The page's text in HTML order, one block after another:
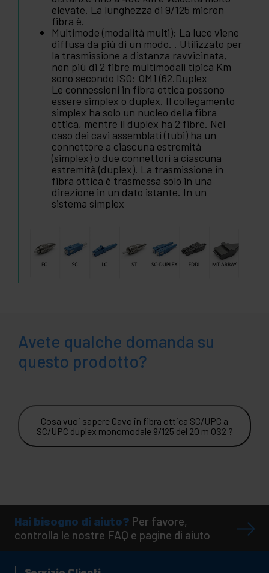
elevate. La lunghezza di 9/125 micron
fibra è.
Multimode (modalità multi): La luce viene
diffusa da più di un modo. . Utilizzato per
la trasmissione a distanza ravvicinata,
non più di 2 fibre multimodali tipica Km
sono secondo ISO: OM1 (62.Duplex
Le connessioni in fibra ottica possono
essere simplex o duplex. Il collegamento
simplex ha solo un nucleo della fibra
ottica, mentre il duplex ha 2 fibre. Nel
caso dei cavi assemblati (tubi) ha un
connettore a ciascuna estremità
(simplex) o due connettori a ciascuna
estremità (duplex). La trasmissione in
fibra ottica è trasmessa solo in una
direzione in un dato istante. In un
sistema simplex
Avete qualche domanda su
questo prodotto?
Cosa vuoi sapere Cavo in fibra ottica SC/UPC a
SC/UPC duplex monomodale 9/125 del 20 m OS2 ?
Hai bisogno di aiuto? Per favore,
controlla le nostre FAQ e pagine di aiuto